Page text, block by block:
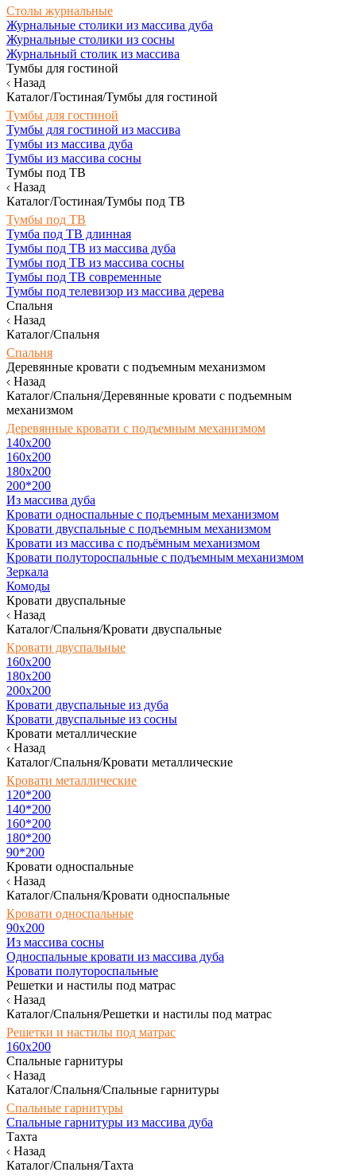
Столы журнальные
Журнальные столики из массива дуба
Журнальные столики из сосны
Журнальный столик из массива
Тумбы для гостиной
Назад
Каталог/Гостиная/Тумбы для гостиной
Тумбы для гостиной
Тумбы для гостиной из массива
Тумбы из массива дуба
Тумбы из массива сосны
Тумбы под ТВ
Назад
Каталог/Гостиная/Тумбы под ТВ
Тумбы под ТВ
Тумба под ТВ длинная
Тумбы под ТВ из массива дуба
Тумбы под ТВ из массива сосны
Тумбы под ТВ современные
Тумбы под телевизор из массива дерева
Спальня
Назад
Каталог/Спальня
Спальня
Деревянные кровати с подъемным механизмом
Назад
Каталог/Спальня/Деревянные кровати с подъемным
механизмом
Деревянные кровати с подъемным механизмом
140x200
160х200
180х200
200*200
Из массива дуба
Кровати односпальные с подъемным механизмом
Кровати двуспальные с подъемным механизмом
Кровати из массива с подъёмным механизмом
Кровати полутороспальные с подъемным механизмом
Зеркала
Комоды
Кровати двуспальные
Назад
Каталог/Спальня/Кровати двуспальные
Кровати двуспальные
160х200
180x200
200x200
Кровати двуспальные из дуба
Кровати двуспальные из сосны
Кровати металлические
Назад
Каталог/Спальня/Кровати металлические
Кровати металлические
120*200
140*200
160*200
180*200
90*200
Кровати односпальные
Назад
Каталог/Спальня/Кровати односпальные
Кровати односпальные
90х200
Из массива сосны
Односпальные кровати из массива дуба
Кровати полутороспальные
Решетки и настилы под матрас
Назад
Каталог/Спальня/Решетки и настилы под матрас
Решетки и настилы под матрас
160х200
Спальные гарнитуры
Назад
Каталог/Спальня/Спальные гарнитуры
Спальные гарнитуры
Спальные гарнитуры из массива дуба
Тахта
Назад
Каталог/Спальня/Тахта